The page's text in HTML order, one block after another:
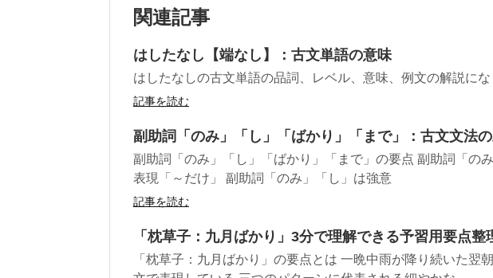
関連記事
はしたなし【端なし】：古文単語の意味
はしたなしの古文単語の品詞、レベル、意味、例文の解説にな
記事を読む
副助詞「のみ」「し」「ばかり」「まで」：古文文法
副助詞「のみ」「し」「ばかり」「まで」の要点 副助詞「の
表現「～だけ」 副助詞「のみ」「し」は強意
記事を読む
「枕草子：九月ばかり」3分で理解できる予習用要点整
「枕草子：九月ばかり」の要点とは 一晩中雨が降り続いた翌